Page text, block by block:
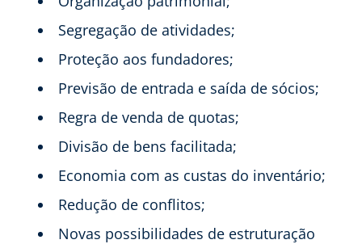
Segregação de atividades;
Proteção aos fundadores;
Previsão de entrada e saída de sócios;
Regra de venda de quotas;
Divisão de bens facilitada;
Economia com as custas do inventário;
Redução de conflitos;
Novas possibilidades de estruturação